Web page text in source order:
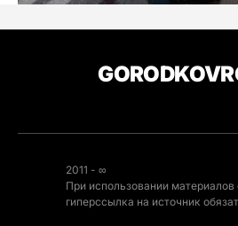
2011 - ∞
При использовании материалов
гиперссылка на источник